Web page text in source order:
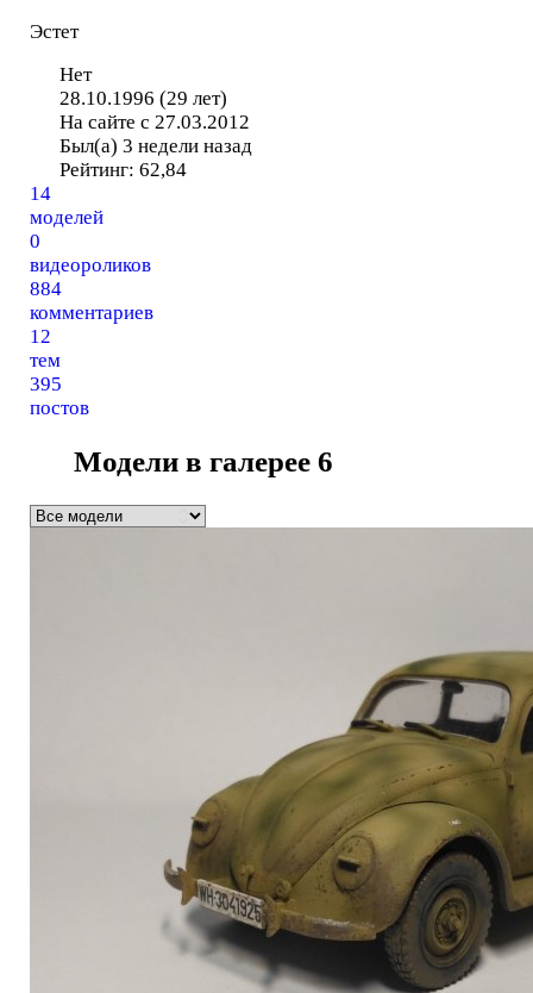
Эстет
Нет
28.10.1996 (29 лет)
На сайте с 27.03.2012
Был(а) 3 недели назад
Рейтинг: 62,84
14
моделей
0
видеороликов
884
комментариев
12
тем
395
постов
Модели в галерее6